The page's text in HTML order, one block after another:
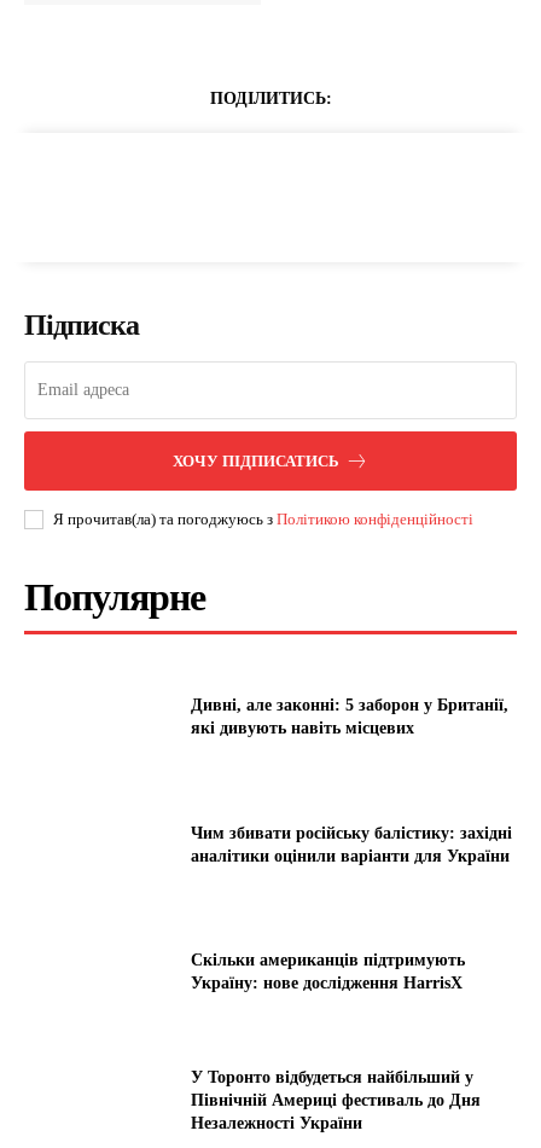
ПОДІЛИТИСЬ:
Підписка
ХОЧУ ПІДПИСАТИСЬ
Я прочитав(ла) та погоджуюсь з Політикою конфіденційності
Популярне
Дивні, але законні: 5 заборон у Британії,
які дивують навіть місцевих
Чим збивати російську балістику: західні
аналітики оцінили варіанти для України
Скільки американців підтримують
Україну: нове дослідження HarrisX
У Торонто відбудеться найбільший у
Північній Америці фестиваль до Дня
Незалежності України